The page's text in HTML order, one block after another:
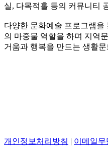
실, 다목적홀 등의 커뮤니티
다양한 문화예술 프로그램
의 마중물 역할을 하며 지역
거움과 행복을 만드는 생활
개인정보처리방침 | 이메일